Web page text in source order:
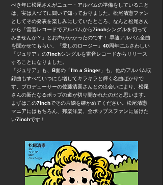
べき年に松尾さんがニュー・アルバムの準備をしていること
は、実は人づてに聞いて知っておりました。松尾清憲ファン
としてその発表を楽しみにしていたところ、なんと松尾さん
から「雷音レコードでアルバムから7inchシングルを切って
みませんか？」とお声がかかったのです！ 早速アルバム全曲
を聞かせてもらい、「愛しのロージー」40周年にふさわしい
「ジュリア」の7inchシングルを雷音レコードからリリース
することになりました。
「ジュリア」も、B面の「I'm a Singer」も、他のアルバム収
録曲もすべていつにも増してキラキラと輝く名曲ばかりで
す。プロデューサーの佐藤清喜さんとの出会いにより、松尾
さんの新たなるポップの道が切り開かれたのだと思います。
まずはこの7inchでその片鱗を確かめてください。松尾清憲
マニアにはもちろん、邦楽洋楽、全ポップスファンに届けた
い7inchです！